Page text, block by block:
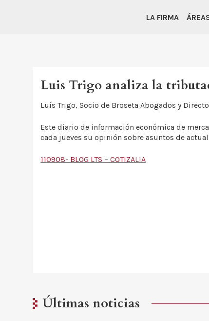
LA FIRMA
Luis Trigo analiza la
Luís Trigo, Socio de Broseta Abogados y
Este diario de información económica de
cada jueves su opinión sobre asuntos de
110908- BLOG LTS – COTIZALIA
Últimas noticias